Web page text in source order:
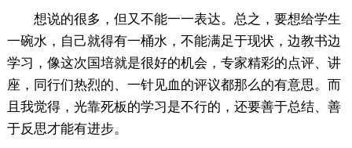
想说的很多，但又不能一一表达。总之，要想给学生
一碗水，自己就得有一桶水，不能满足于现状，边教书边
学习，像这次国培就是很好的机会，专家精彩的点评、讲
座，同行们热烈的、一针见血的评议都那么的有意思。而
且我觉得，光靠死板的学习是不行的，还要善于总结、善
于反思才能有进步。